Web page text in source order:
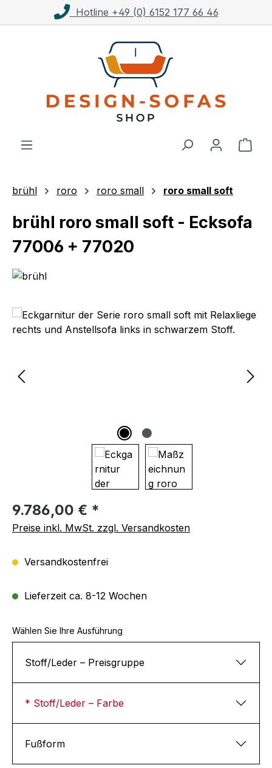
Zum Hauptinhalt springenKostenloser Versand ab 1.000€**
brühl roro roro small roro small soft
brühl roro small soft - Ecksofa
77006 + 77020
Bildergalerie überspringen
Regulärer Preis:
9.786,00 € *
Preise inkl. MwSt. zzgl. Versandkosten
Versandkostenfrei
Lieferzeit ca. 8-12 Wochen
Wählen Sie Ihre Ausführung
Stoff/Leder – Preisgruppe
* Stoff/Leder – Farbe
Fußform